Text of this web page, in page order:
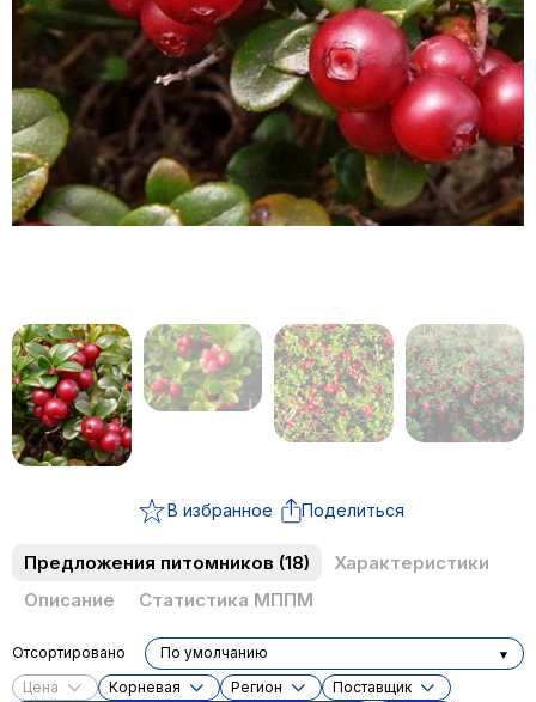
В избранное Поделиться
Предложения питомников (18)
Характеристики
Описание
Статистика МППМ
Цена Корневая Регион
Поставщик
Отсортировано По умолчанию